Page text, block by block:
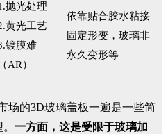
抛光处理
黄光工艺
镀膜难
（AR）
依靠贴合胶水粘接
固定形变，玻璃非
永久变形等
场的3D玻璃盖板一遍是一些简
一方面，这是受限于玻璃加